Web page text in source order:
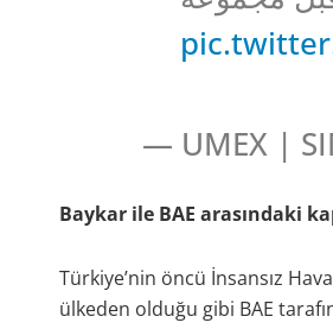
— UMEX |
Baykar ile BAE arasındaki
Türkiye’nin öncü İnsansız
ülkeden olduğu gibi BAE